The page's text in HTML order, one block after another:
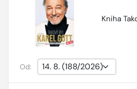
Kniha
Od: